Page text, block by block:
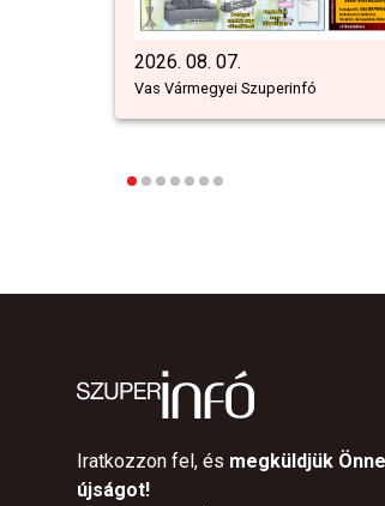
2026. 08. 07.
Vas Vármegyei Szuperinfó
Iratkozzon fel, és megküldjük
újságot!